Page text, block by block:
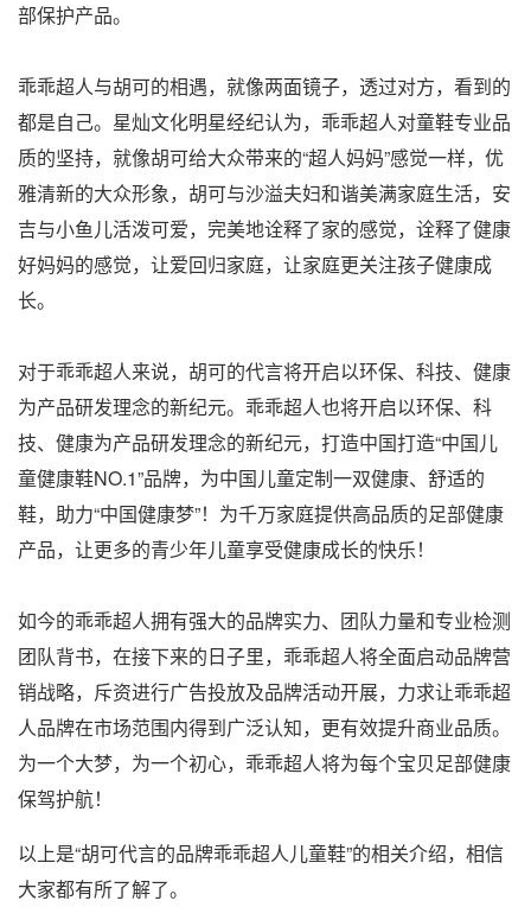
部保护产品。
乖乖超人与胡可的相遇，就像两面镜子，透过对方，看到的
都是自己。星灿文化明星经纪认为，乖乖超人对童鞋专业品
质的坚持，就像胡可给大众带来的“超人妈妈”感觉一样，优
雅清新的大众形象，胡可与沙溢夫妇和谐美满家庭生活，安
吉与小鱼儿活泼可爱，完美地诠释了家的感觉，诠释了健康
好妈妈的感觉，让爱回归家庭，让家庭更关注孩子健康成
长。
对于乖乖超人来说，胡可的代言将开启以环保、科技、健康
为产品研发理念的新纪元。乖乖超人也将开启以环保、科
技、健康为产品研发理念的新纪元，打造中国打造“中国儿
童健康鞋NO.1”品牌，为中国儿童定制一双健康、舒适的
鞋，助力“中国健康梦”！为千万家庭提供高品质的足部健康
产品，让更多的青少年儿童享受健康成长的快乐！
如今的乖乖超人拥有强大的品牌实力、团队力量和专业检测
团队背书，在接下来的日子里，乖乖超人将全面启动品牌营
销战略，斥资进行广告投放及品牌活动开展，力求让乖乖超
人品牌在市场范围内得到广泛认知，更有效提升商业品质。
为一个大梦，为一个初心，乖乖超人将为每个宝贝足部健康
保驾护航！
以上是“胡可代言的品牌乖乖超人儿童鞋”的相关介绍，相信
大家都有所了解了。